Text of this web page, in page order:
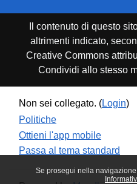
Se prosegui nella
Il contenuto di questo
altrimenti indicato,
Creative Commons
Condividi allo stesso
Non sei collegato. (Login)
Politiche
Ottieni l'app mobile
Passa al tema standard